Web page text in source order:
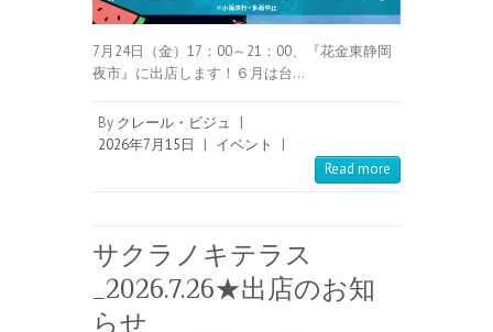
7月24日（金）17：00～21：00、『花金東静岡
夜市』に出店します！６月は台…
By クレール・ビジュ
|
2026年7月15日
| イベント
|
Read more
サクラノキテラス
_2026.7.26★出店のお知
らせ